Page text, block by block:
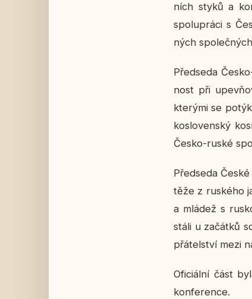
ních styků a
spo­lu­prá­ci s
ných
Před­se­da
nost při
kte­rý­mi se
ko­slo­ven­ský
Česko-ruské
Před­se­da
tě­že z rus­ké­ho
a mládež s
stáli u za­čát­ků
přá­tel­ství mezi
Ofi­ci­ál­ní část
kon­fe­ren­ce.